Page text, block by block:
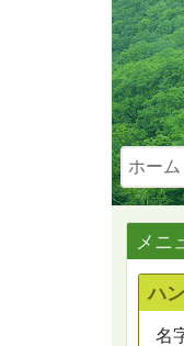
ホーム
メニ
ハ
名